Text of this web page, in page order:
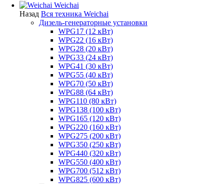
Weichai
Назад Вся техника Weichai
Дизель-генераторные установки
WPG17 (12 кВт)
WPG22 (16 кВт)
WPG28 (20 кВт)
WPG33 (24 кВт)
WPG41 (30 кВт)
WPG55 (40 кВт)
WPG70 (50 кВт)
WPG88 (64 кВт)
WPG110 (80 кВт)
WPG138 (100 кВт)
WPG165 (120 кВт)
WPG220 (160 кВт)
WPG275 (200 кВт)
WPG350 (250 кВт)
WPG440 (320 кВт)
WPG550 (400 кВт)
WPG700 (512 кВт)
WPG825 (600 кВт)